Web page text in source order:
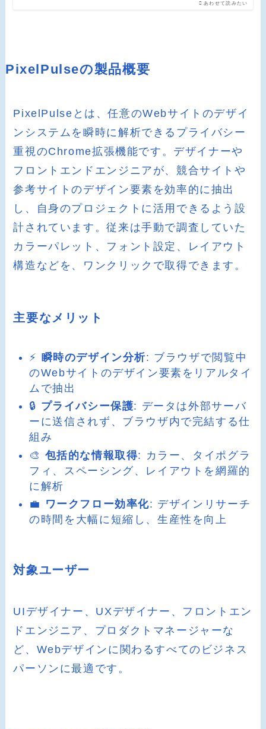
あわせて読みたい
PixelPulseの製品概要
PixelPulseとは、任意のWebサイトのデザイ
ンシステムを瞬時に解析できるプライバシー
重視のChrome拡張機能です。デザイナーや
フロントエンドエンジニアが、競合サイトや
参考サイトのデザイン要素を効率的に抽出
し、自身のプロジェクトに活用できるよう設
計されています。従来は手動で調査していた
カラーパレット、フォント設定、レイアウト
構造などを、ワンクリックで取得できます。
主要なメリット
⚡ 瞬時のデザイン分析: ブラウザで閲覧中
のWebサイトのデザイン要素をリアルタイ
ムで抽出
🔒 プライバシー保護: データは外部サーバ
ーに送信されず、ブラウザ内で完結する仕
組み
🎨 包括的な情報取得: カラー、タイポグラ
フィ、スペーシング、レイアウトを網羅的
に解析
💼 ワークフロー効率化: デザインリサーチ
の時間を大幅に短縮し、生産性を向上
対象ユーザー
UIデザイナー、UXデザイナー、フロントエン
ドエンジニア、プロダクトマネージャーな
ど、Webデザインに関わるすべてのビジネス
パーソンに最適です。